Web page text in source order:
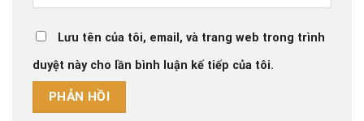
Lưu tên của tôi, email, và trang web trong trình
duyệt này cho lần bình luận kế tiếp của tôi.